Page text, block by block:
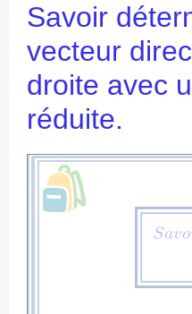
auto-évaluations
TICE
Sujets de bac
Orientation
Savoir
vecteur
droite avec
réduite.